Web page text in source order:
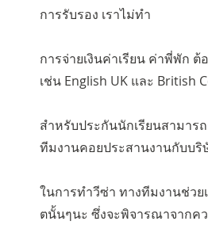
การรับรอง เราไม่ทำ
การจ่ายเงินค่าเรียน ค่าพี่พัก
เช่น English UK และ British
สำหรับประกันนักเรียนสามาร
ทีมงานคอยประสานงานกับบ
ในการทำวีซ่า ทางทีมงานช่วย
ตนั้นๆนะ ซึ่งจะพิจารณาจากค